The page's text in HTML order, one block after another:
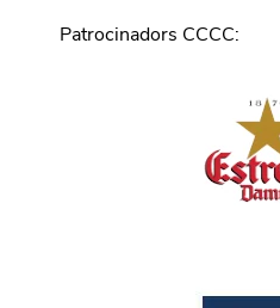
Patrocinadors CCCC: